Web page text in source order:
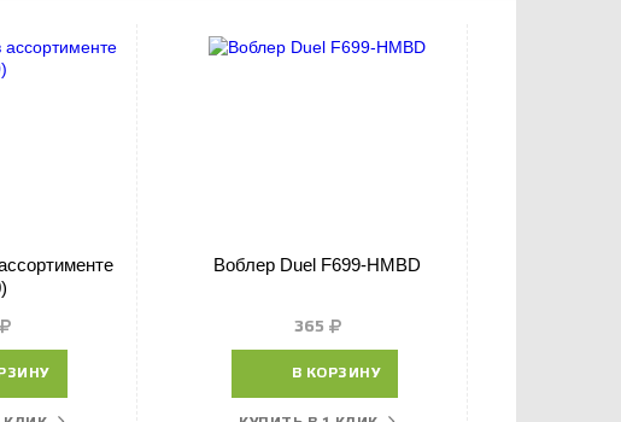
Воблер Duel F699-HMBD
365
В КОРЗИНУ